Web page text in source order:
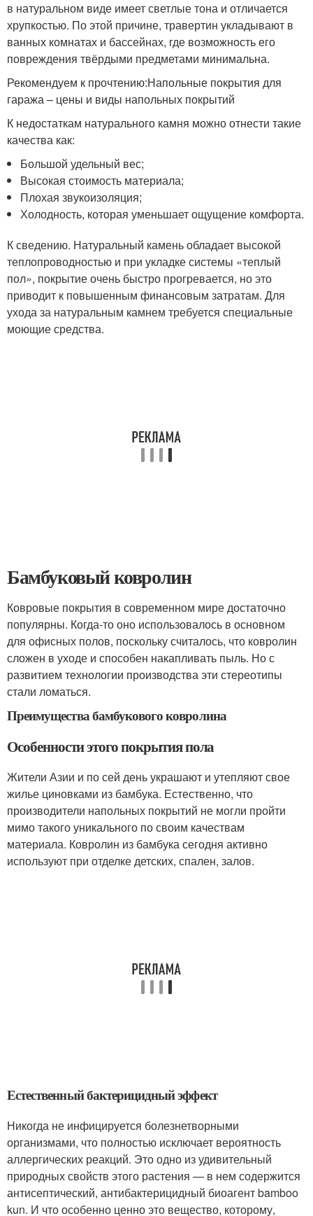
в натуральном виде имеет светлые тона и отличается
хрупкостью. По этой причине, травертин укладывают в
ванных комнатах и бассейнах, где возможность его
повреждения твёрдыми предметами минимальна.
Рекомендуем к прочтению:Напольные покрытия для
гаража – цены и виды напольных покрытий
К недостаткам натурального камня можно отнести такие
качества как:
Большой удельный вес;
Высокая стоимость материала;
Плохая звукоизоляция;
Холодность, которая уменьшает ощущение комфорта.
К сведению. Натуральный камень обладает высокой
теплопроводностью и при укладке системы «теплый
пол», покрытие очень быстро прогревается, но это
приводит к повышенным финансовым затратам. Для
ухода за натуральным камнем требуется специальные
моющие средства.
Бамбуковый ковролин
Ковровые покрытия в современном мире достаточно
популярны. Когда-то оно использовалось в основном
для офисных полов, поскольку считалось, что ковролин
сложен в уходе и способен накапливать пыль. Но с
развитием технологии производства эти стереотипы
стали ломаться.
Преимущества бамбукового ковролина
Особенности этого покрытия пола
Жители Азии и по сей день украшают и утепляют свое
жилье циновками из бамбука. Естественно, что
производители напольных покрытий не могли пройти
мимо такого уникального по своим качествам
материала. Ковролин из бамбука сегодня активно
используют при отделке детских, спален, залов.
Естественный бактерицидный эффект
Никогда не инфицируется болезнетворными
организмами, что полностью исключает вероятность
аллергических реакций. Это одно из удивительный
природных свойств этого растения — в нем содержится
антисептический, антибактерицидный биоагент bamboo
kun. И что особенно ценно это вещество, которому,